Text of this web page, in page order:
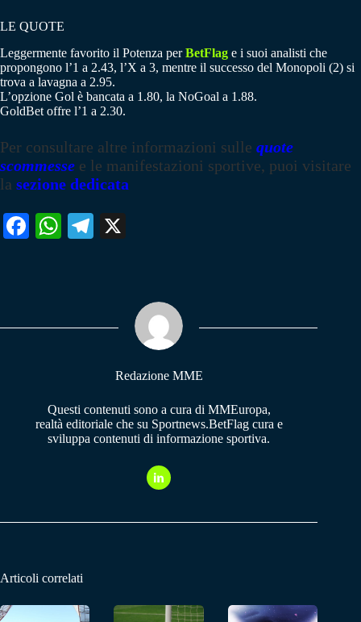
LE QUOTE
Leggermente favorito il Potenza perBetFlag e i suoi analisti che
propongono l’1 a 2.43, l’X a 3, mentre il successo del Monopoli (2) si
trova a lavagna a 2.95.
L’opzione Gol è bancata a 1.80, la NoGoal a 1.88.
GoldBet offre l’1 a 2.30.
Per consultare altre informazioni sulle quote
scommesse e le manifestazioni sportive, puoi visitare
la sezione dedicata
Fa W
pp
Te
m
Redazione MME
Questi contenuti sono a cura di MMEuropa,
realtà editoriale che su Sportnews.BetFlag cura e
sviluppa contenuti di informazione sportiva.
Articoli correlati